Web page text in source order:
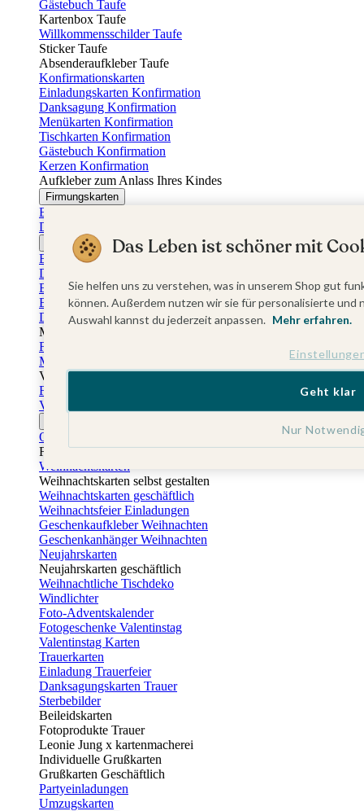
Gästebuch Taufe
Kartenbox Taufe
Willkommensschilder Taufe
Sticker Taufe
Absenderaufkleber Taufe
Konfirmationskarten
Einladungskarten Konfirmation
Danksagung Konfirmation
Menükarten Konfirmation
Tischkarten Konfirmation
Gästebuch Konfirmation
Kerzen Konfirmation
Aufkleber zum Anlass Ihres Kindes
Firmungskarten
Einladungskarten Firmung
Dankeskarten Firmung
Jugendweihekarten
Einladungskarten Jugendweihe
Dankeskarten Jugendweihe
Einschulungskarten
Einladungskarten Einschulung
Danksagung Einschulung
Muttertag
Fotogeschenke Muttertag
Muttertagskarten
Vatertag
Fotogeschenke Vatertag
Vatertagskarten
Osterkarten
Fotogeschenke zu Ostern
Weihnachtskarten
Weihnachtskarten selbst gestalten
Weihnachtskarten geschäftlich
Weihnachtsfeier Einladungen
Geschenkaufkleber Weihnachten
Geschenkanhänger Weihnachten
Neujahrskarten
Neujahrskarten geschäftlich
Weihnachtliche Tischdeko
Windlichter
Foto-Adventskalender
Fotogeschenke Valentinstag
Valentinstag Karten
Trauerkarten
Einladung Trauerfeier
Danksagungskarten Trauer
Sterbebilder
Beileidskarten
Fotoprodukte Trauer
Leonie Jung x kartenmacherei
Individuelle Grußkarten
Grußkarten Geschäftlich
Partyeinladungen
Umzugskarten
Das Leben ist schöner mit
Sie helfen uns zu verstehen, was in unserem Shop gut
können. Außerdem nutzen wir sie für personalisierte
Auswahl kannst du jederzeit anpassen. Mehr erfahren.
Nur
Geht klar